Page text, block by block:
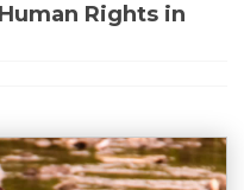
Rights in